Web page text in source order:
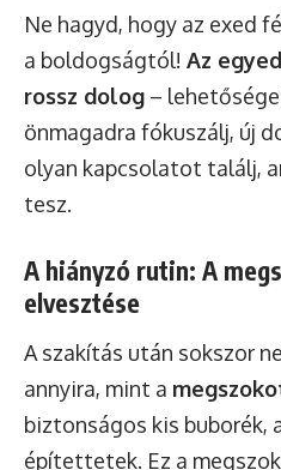
Ne hagyd, hogy az exed
a boldogságtól! Az
rossz dolog –
önmagadra fókuszálj, új
olyan kapcsolatot találj,
tesz.
A hiányzó rutin: A
elvesztése
A szakítás után sokszor
annyira, mint a
biztonságos kis buborék,
építettetek. Ez a